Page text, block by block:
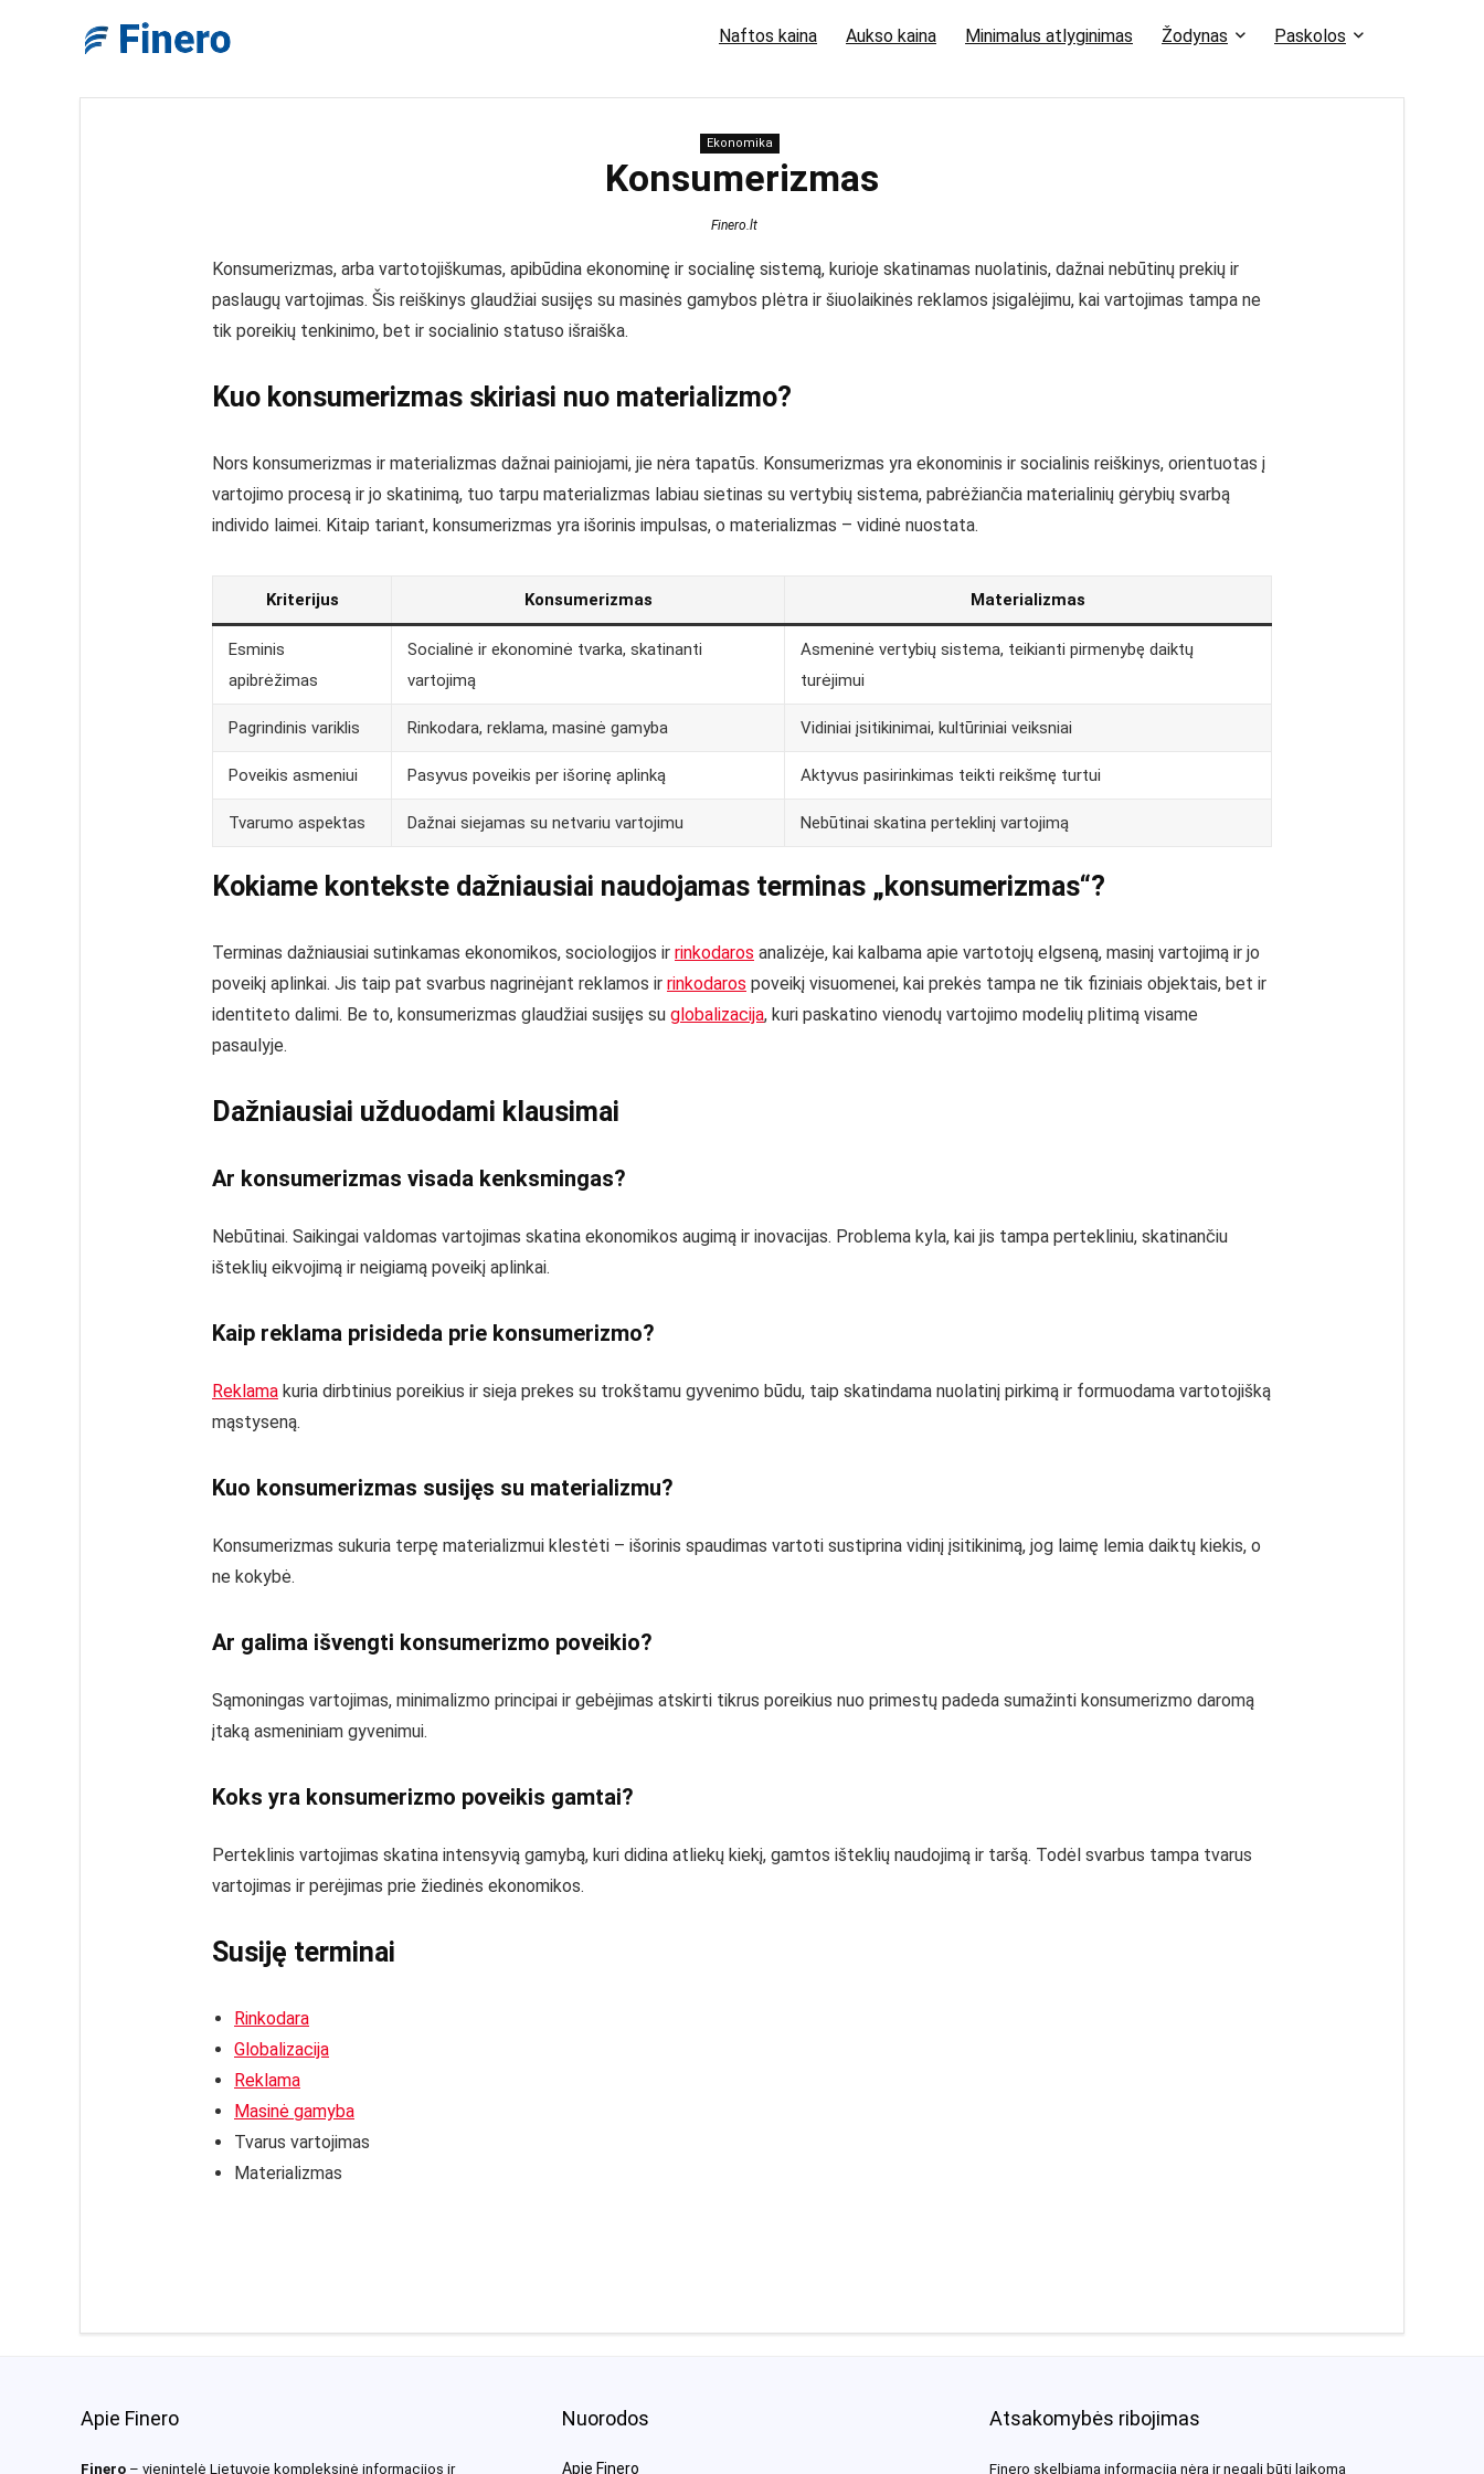
Naftos kaina Aukso kaina Minimalus atlyginimas Žodynas Paskolos
Ekonomika
Konsumerizmas
Finero.lt
Konsumerizmas, arba vartotojiškumas, apibūdina ekonominę ir socialinę sistemą, kurioje skatinamas nuolatinis, dažnai nebūtinų prekių ir
paslaugų vartojimas. Šis reiškinys glaudžiai susijęs su masinės gamybos plėtra ir šiuolaikinės reklamos įsigalėjimu, kai vartojimas tampa ne
tik poreikių tenkinimo, bet ir socialinio statuso išraiška.
Kuo konsumerizmas skiriasi nuo materializmo?
Nors konsumerizmas ir materializmas dažnai painiojami, jie nėra tapatūs. Konsumerizmas yra ekonominis ir socialinis reiškinys, orientuotas į
vartojimo procesą ir jo skatinimą, tuo tarpu materializmas labiau sietinas su vertybių sistema, pabrėžiančia materialinių gėrybių svarbą
individo laimei. Kitaip tariant, konsumerizmas yra išorinis impulsas, o materializmas – vidinė nuostata.
Kriterijus Konsumerizmas Materializmas
Esminis
apibrėžimas
Socialinė ir ekonominė tvarka, skatinanti
vartojimą
Asmeninė vertybių sistema, teikianti pirmenybę daiktų
turėjimui
Pagrindinis variklis Rinkodara, reklama, masinė gamyba Vidiniai įsitikinimai, kultūriniai veiksniai
Poveikis asmeniui Pasyvus poveikis per išorinę aplinką Aktyvus pasirinkimas teikti reikšmę turtui
Tvarumo aspektas Dažnai siejamas su netvariu vartojimu Nebūtinai skatina perteklinį vartojimą
Kokiame kontekste dažniausiai naudojamas terminas „konsumerizmas“?
Terminas dažniausiai sutinkamas ekonomikos, sociologijos ir rinkodaros analizėje, kai kalbama apie vartotojų elgseną, masinį vartojimą ir jo
poveikį aplinkai. Jis taip pat svarbus nagrinėjant reklamos ir rinkodaros poveikį visuomenei, kai prekės tampa ne tik fiziniais objektais, bet ir
identiteto dalimi. Be to, konsumerizmas glaudžiai susijęs su globalizacija, kuri paskatino vienodų vartojimo modelių plitimą visame
pasaulyje.
Dažniausiai užduodami klausimai
Ar konsumerizmas visada kenksmingas?
Nebūtinai. Saikingai valdomas vartojimas skatina ekonomikos augimą ir inovacijas. Problema kyla, kai jis tampa pertekliniu, skatinančiu
išteklių eikvojimą ir neigiamą poveikį aplinkai.
Kaip reklama prisideda prie konsumerizmo?
Reklama kuria dirbtinius poreikius ir sieja prekes su trokštamu gyvenimo būdu, taip skatindama nuolatinį pirkimą ir formuodama vartotojišką
mąstyseną.
Kuo konsumerizmas susijęs su materializmu?
Konsumerizmas sukuria terpę materializmui klestėti – išorinis spaudimas vartoti sustiprina vidinį įsitikinimą, jog laimę lemia daiktų kiekis, o
ne kokybė.
Ar galima išvengti konsumerizmo poveikio?
Sąmoningas vartojimas, minimalizmo principai ir gebėjimas atskirti tikrus poreikius nuo primestų padeda sumažinti konsumerizmo daromą
įtaką asmeniniam gyvenimui.
Koks yra konsumerizmo poveikis gamtai?
Perteklinis vartojimas skatina intensyvią gamybą, kuri didina atliekų kiekį, gamtos išteklių naudojimą ir taršą. Todėl svarbus tampa tvarus
vartojimas ir perėjimas prie žiedinės ekonomikos.
Susiję terminai
Rinkodara
Globalizacija
Reklama
Masinė gamyba
Tvarus vartojimas
Materializmas
Apie Finero
Finero– vienintelė Lietuvoje kompleksinė informacijos ir
Nuorodos
Apie Finero
Atsakomybės ribojimas
Finero skelbiama informacija nėra ir negali būti laikoma